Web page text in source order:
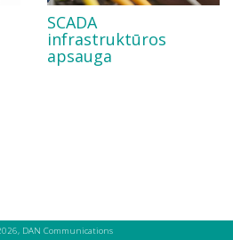
SCADA
infrastruktūros
apsauga
DAN Communications